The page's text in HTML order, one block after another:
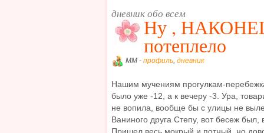
дневник обо всем
Ну ,
потеплело
MM - профиль, дневник
Нашим мучениям прогулкам-
было уже -12, а к вечеру -3. Ура,
не вопила, вообще бы с улицы не
Ваниного друга Степу, вот бесеж был,
Пришел весь мокрый и потный, но